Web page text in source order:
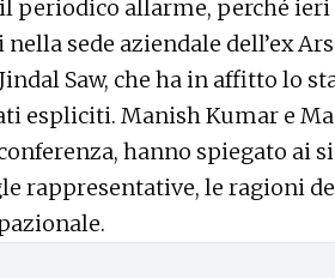
periodico allarme, perché
sede aziendale dell’ex
Saw, che ha in affitto lo
espliciti. Manish Kumar e
hanno spiegato ai
rappresentative, le ragioni